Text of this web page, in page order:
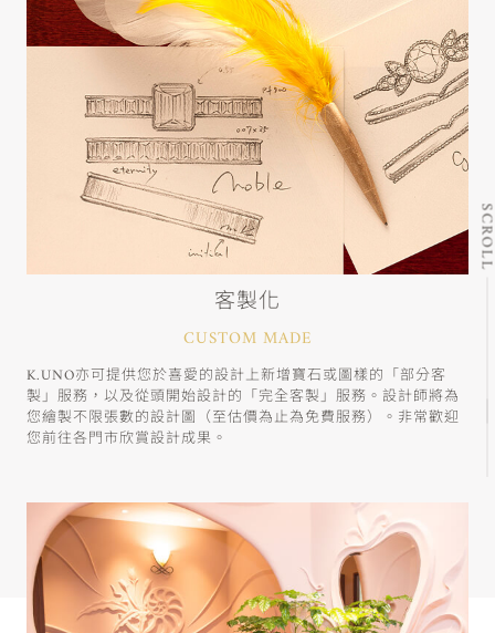
客製化
CUSTOM MADE
K.UNO亦可提供您於喜愛的設計上新增寶石或圖樣的「部分客
製」服務，以及從頭開始設計的「完全客製」服務。設計師將為
您繪製不限張數的設計圖（至估價為止為免費服務）。非常歡迎
您前往各門市欣賞設計成果。